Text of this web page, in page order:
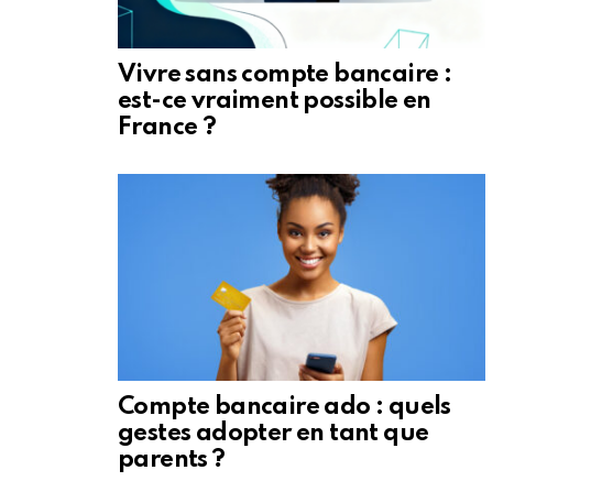
Vivre sans compte bancaire :
est-ce vraiment possible en
France ?
Compte bancaire ado : quels
gestes adopter en tant que
parents ?